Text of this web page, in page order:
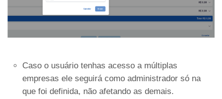
Caso o usuário tenhas acesso a múltiplas
empresas ele seguirá como administrador só na
que foi definida, não afetando as demais.